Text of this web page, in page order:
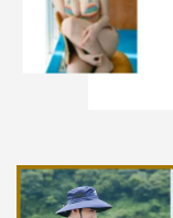
らゆる魅力の詰ま
隣、あるいは自分
して捉えてしまっ
を皆さまにお届け
全うさせていただ